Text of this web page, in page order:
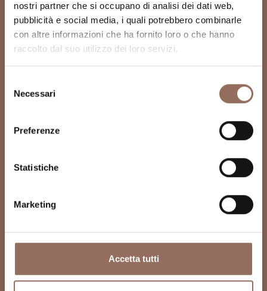
nostri partner che si occupano di analisi dei dati web,
pubblicità e social media, i quali potrebbero combinarle
con altre informazioni che ha fornito loro o che hanno
raccolto dal suo utilizzo dei loro servizi.
delNecessari
Preferenze
Statistiche
Marketing
Accetta tutti